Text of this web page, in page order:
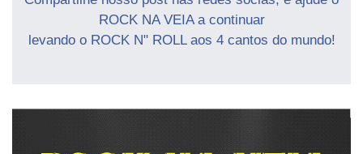
ROCK NA VEIA a continuar
levando o ROCK N" ROLL aos 4 cantos do mundo!